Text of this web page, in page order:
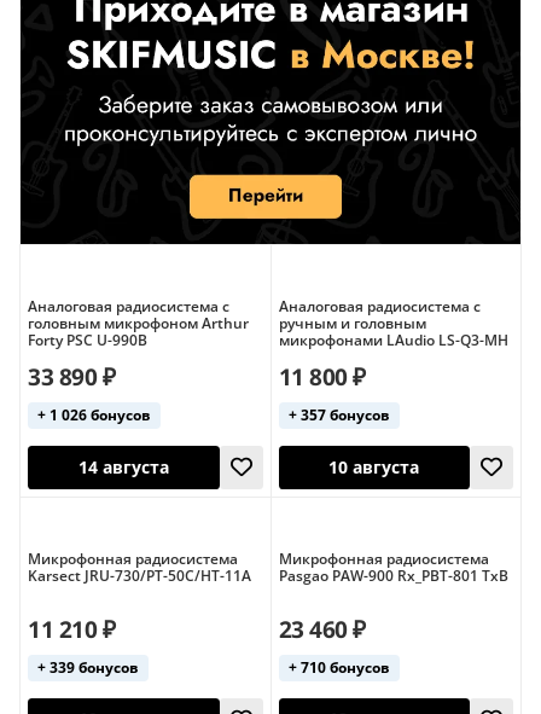
Аналоговая радиосистема с
головным микрофоном Arthur
Forty PSC U-990B
33 890 ₽
+ 1 026 бонусов
14 августа
Аналоговая радиосистема с
ручным и головным
микрофонами LAudio LS-Q3-MH
11 800 ₽
+ 357 бонусов
10 августа
Микрофонная радиосистема
Karsect JRU-730/PT-50C/HT-11A
11 210 ₽
+ 339 бонусов
Микрофонная радиосистема
Pasgao PAW-900 Rx_PBT-801 TxB
23 460 ₽
+ 710 бонусов